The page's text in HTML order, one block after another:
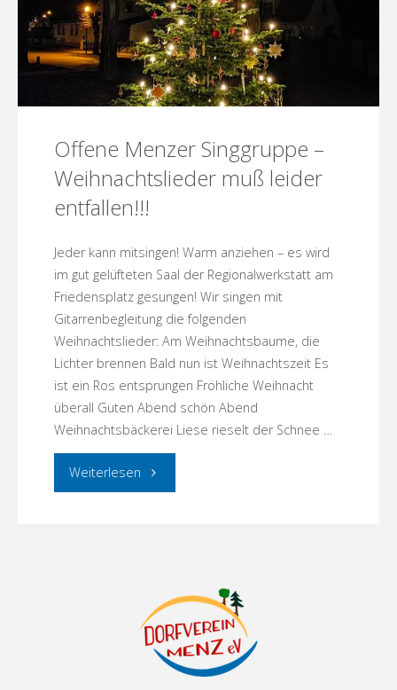
Offene Menzer Singgruppe –
Weihnachtslieder muß leider
entfallen!!!
Jeder kann mitsingen! Warm anziehen – es wird
im gut gelüfteten Saal der Regionalwerkstatt am
Friedensplatz gesungen! Wir singen mit
Gitarrenbegleitung die folgenden
Weihnachtslieder: Am Weihnachtsbaume, die
Lichter brennen Bald nun ist Weihnachtszeit Es
ist ein Ros entsprungen Fröhliche Weihnacht
überall Guten Abend schön Abend
Weihnachtsbäckerei Liese rieselt der Schnee …
Weiterlesen "Offene
Weihnachtslieder
muß